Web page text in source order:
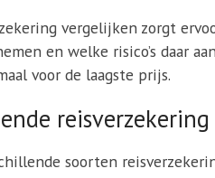
vergelijken zorgt
en welke risico’s daar
voor de laagste prijs.
soorten